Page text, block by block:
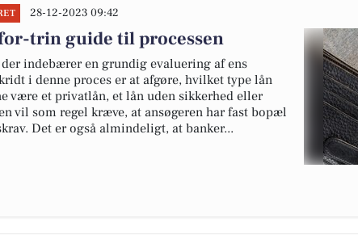
28-12-2023 09:42
trin guide til processen
indebærer en grundig evaluering af ens
i denne proces er at afgøre, hvilket type lån
være et privatlån, et lån uden sikkerhed eller
vil som regel kræve, at ansøgeren har fast bopæl
Det er også almindeligt, at banker...